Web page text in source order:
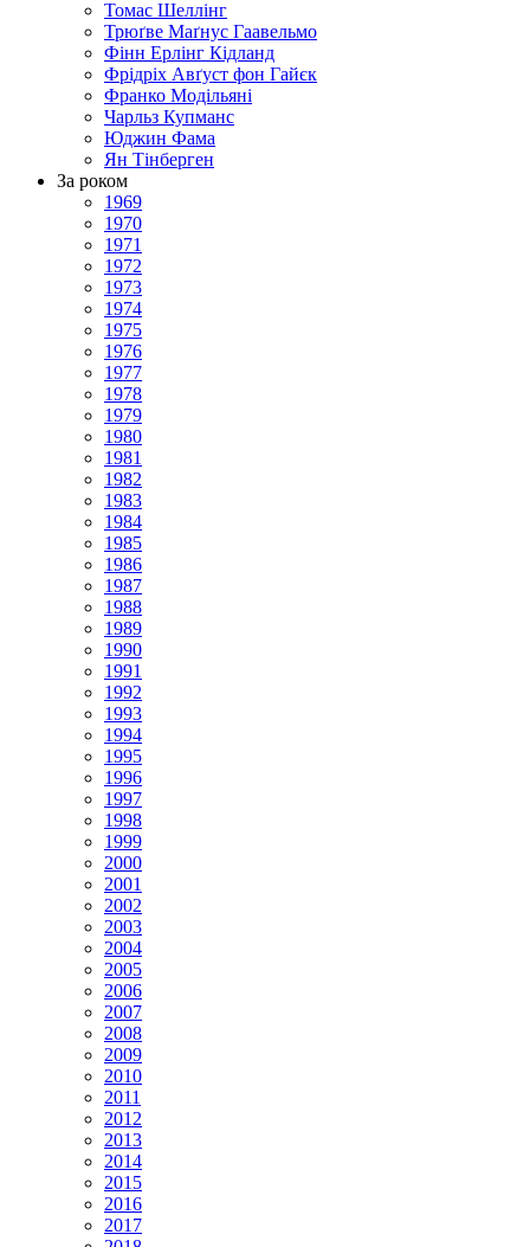
Томас Шеллінг
Трюґве Маґнус Гаавельмо
Фінн Ерлінг Кідланд
Фрідріх Авґуст фон Гайєк
Франко Модільяні
Чарльз Купманс
Юджин Фама
Ян Тінберген
За роком
1969
1970
1971
1972
1973
1974
1975
1976
1977
1978
1979
1980
1981
1982
1983
1984
1985
1986
1987
1988
1989
1990
1991
1992
1993
1994
1995
1996
1997
1998
1999
2000
2001
2002
2003
2004
2005
2006
2007
2008
2009
2010
2011
2012
2013
2014
2015
2016
2017